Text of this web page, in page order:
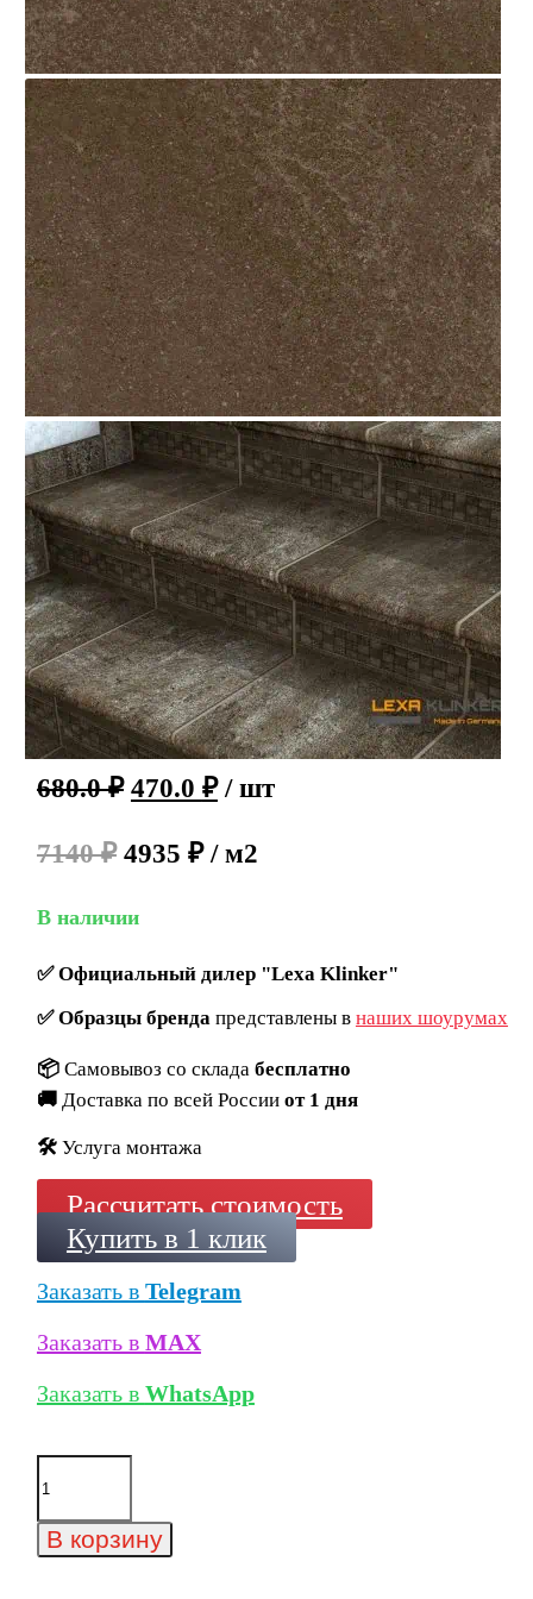
680.0₽ 470.0 ₽ / шт
7140 ₽4935 ₽ / м2
В наличии
✅Официальный дилер "Lexa Klinker"
✅Образцы брендапредставлены в наших шоурумах
📦 Самовывоз со склада бесплатно
🚚 Доставка по всей России от 1 дня
🛠️ Услуга монтажа
Рассчитать стоимость
Купить в 1 клик
Заказать в Telegram
Заказать в MAX
Заказать в WhatsApp
Количество
товара
напольная
плитка
В корзину